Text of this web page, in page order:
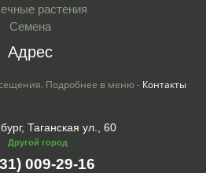
растения
Семена
Адрес
Подробнее в меню - Контакты
Таганская ул., 60
Другой город
009-29-16